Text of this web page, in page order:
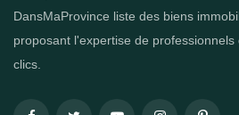
DansMaProvince liste des biens
proposant l'expertise de
clics.